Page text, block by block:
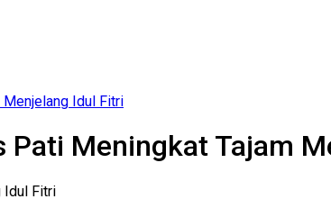
Menjelang Idul Fitri
Pati Meningkat Tajam